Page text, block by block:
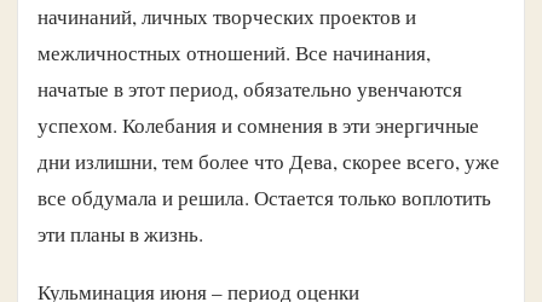
начинаний, личных творческих проектов и
межличностных отношений. Все начинания,
начатые в этот период, обязательно увенчаются
успехом. Колебания и сомнения в эти энергичные
дни излишни, тем более что Дева, скорее всего, уже
все обдумала и решила. Остается только воплотить
эти планы в жизнь.
Кульминация июня – период оценки